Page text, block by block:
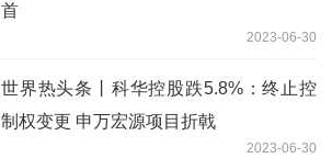
首
2023-06-30
世界热头条丨科华控股跌5.8%：终止控
制权变更 申万宏源项目折戟
2023-06-30